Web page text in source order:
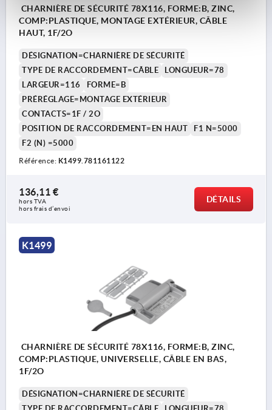
CHARNIÈRE DE SÉCURITÉ 78X116, FORME:B, ZINC,
COMP:PLASTIQUE, MONTAGE EXTÉRIEUR, CÂBLE
HAUT, 1F/2O
DÉSIGNATION=CHARNIÈRE DE SÉCURITÉ
TYPE DE RACCORDEMENT=CÂBLE
LONGUEUR=78
LARGEUR=116
FORME=B
PRÉRÉGLAGE=MONTAGE EXTÉRIEUR
CONTACTS=1F / 2O
POSITION DE RACCORDEMENT=EN HAUT
F1 N=5000
F2 (N) =5000
Référence: K1499.781161122
136,11 €
hors TVA
hors frais d’envoi
DÉTAILS
K1499
CHARNIÈRE DE SÉCURITÉ 78X116, FORME:B, ZINC,
COMP:PLASTIQUE, UNIVERSELLE, CÂBLE EN BAS,
1F/2O
DÉSIGNATION=CHARNIÈRE DE SÉCURITÉ